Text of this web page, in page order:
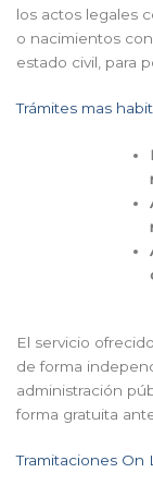
los actos legales
o nacimientos
estado civil, para
Trámites mas
El servicio
de forma
administración
forma gratuita
Tramitaciones On